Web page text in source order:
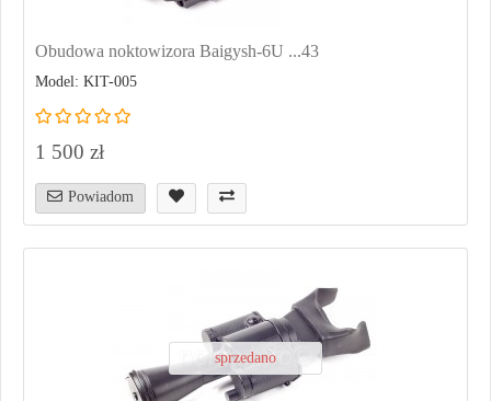
Obudowa noktowizora Baigysh-6U ...43
Model: KIT-005
1 500 zł
Powiadom
sprzedano